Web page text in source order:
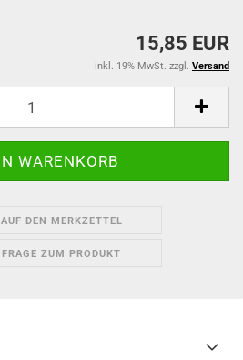
15,85 EUR
inkl. 19% MwSt. zzgl. Versand
AUF DEN MERKZETTEL
FRAGE ZUM PRODUKT